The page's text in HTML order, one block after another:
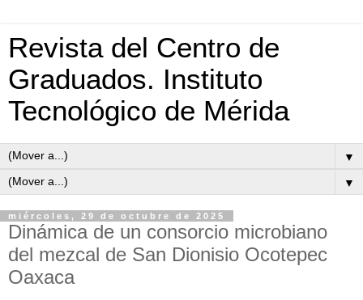
Revista del Centro de
Graduados. Instituto
Tecnológico de Mérida
▼
▼
miércoles, 29 de octubre de 2025
Dinámica de un consorcio microbiano
del mezcal de San Dionisio Ocotepec
Oaxaca